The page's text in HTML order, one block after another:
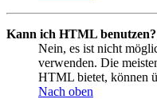
Kann ich HTML benutzen?
Nein, es ist nicht
verwenden. Die
HTML bietet, können
Nach oben